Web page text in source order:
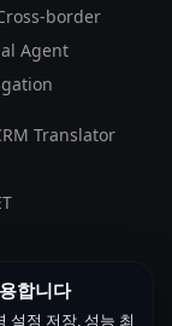
합니다
설정 저장, 성능 최
border
Agent
Translator